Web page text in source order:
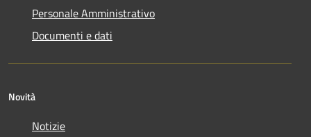
Personale Amministrativo
Documenti e dati
Novità
Notizie